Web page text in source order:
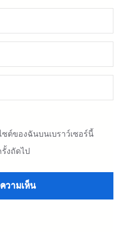
ต์ของฉันบนเบราว์เซอร์นี้
งถัดไป